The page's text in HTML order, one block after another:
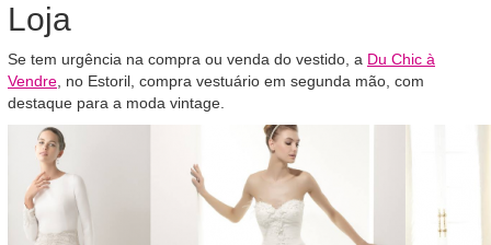
Loja
Se tem urgência na compra ou venda do vestido, a Du Chic à
Vendre , no Estoril, compra vestuário em segunda mão, com
destaque para a moda vintage.